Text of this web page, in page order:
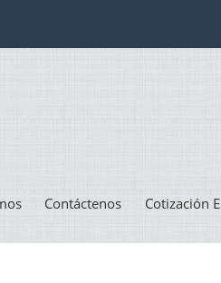
Contáctenos Cotización